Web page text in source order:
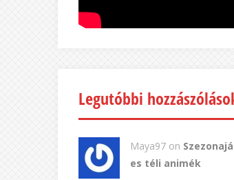
Legutóbbi
Maya97 on
es téli animék